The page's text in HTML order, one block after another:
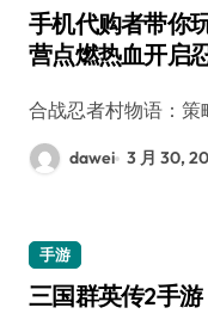
手机代购者带你
营点燃热血开启
合战忍者村物语：
dawei 3 月 30,
手游
三国群英传2手